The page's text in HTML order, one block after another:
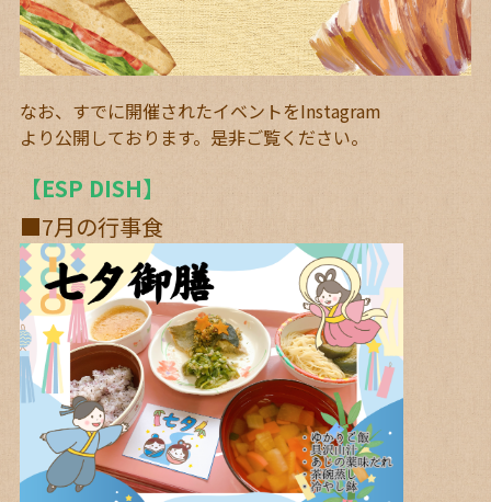
なお、すでに開催されたイベントをInstagram
より公開しております。是非ご覧ください。
【ESP DISH】
■7月の行事食